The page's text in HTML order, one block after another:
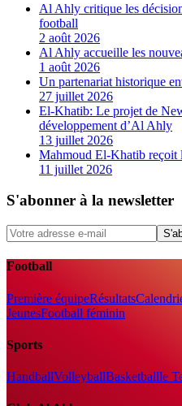
Al Ahly critique les
football
2 août 2026
Al Ahly accueille les
1 août 2026
Un partenariat historique
27 juillet 2026
El-Khatib: Le projet de
développement d’Al Ahly
13 juillet 2026
Mahmoud El-Khatib reçoit
11 juillet 2026
S'abonner à la newsletter
Football
Première équipeRésultats
JeunesFootball féminin
Sports
HandballVolleyballBasketballle